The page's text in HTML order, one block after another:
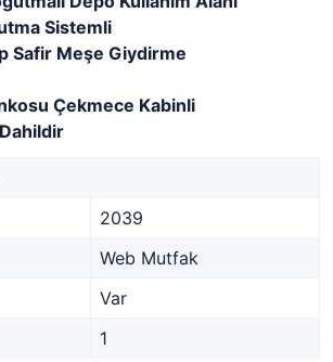
Sistemli
Safir Meşe Giydirme
Çekmece Kabinli
2039
Web Mutfak
Var
1